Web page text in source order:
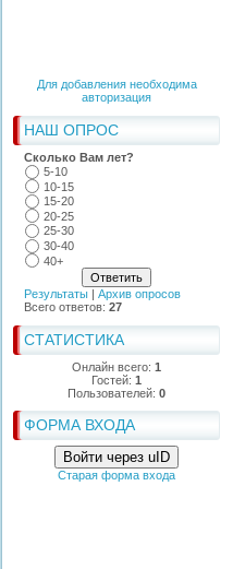
Для добавления необходима
авторизация
НАШ ОПРОС
Сколько Вам лет?
5-10
10-15
15-20
20-25
25-30
30-40
40+
Результаты | Архив опросов
Всего ответов: 27
СТАТИСТИКА
Онлайн всего: 1
Гостей: 1
Пользователей: 0
ФОРМА ВХОДА
Войти через uID
Старая форма входа